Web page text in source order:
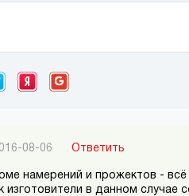
08-06 Ответить
намерений и прожектов -
изготовители в данном случае